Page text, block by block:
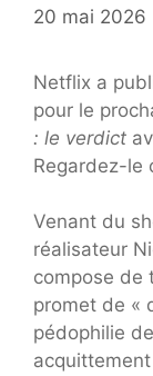
20 mai 2026
Netflix a
pour le
: le verdict
Regardez-le
Venant du
réalisateur
compose de
promet de «
pédophilie